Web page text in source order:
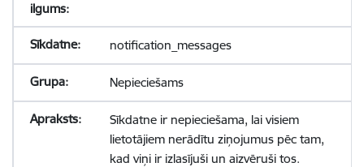
notification_messages
Nepieciešams
Sīkdatne ir nepieciešama, lai visiem
lietotājiem nerādītu ziņojumus pēc tam,
kad viņi ir izlasījuši un aizvēruši tos.